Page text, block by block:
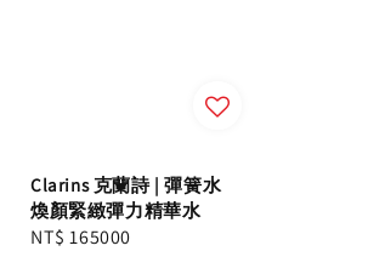
Clarins 克蘭詩 | 彈簧水
煥顏緊緻彈力精華水
Regular
NT$ 165000